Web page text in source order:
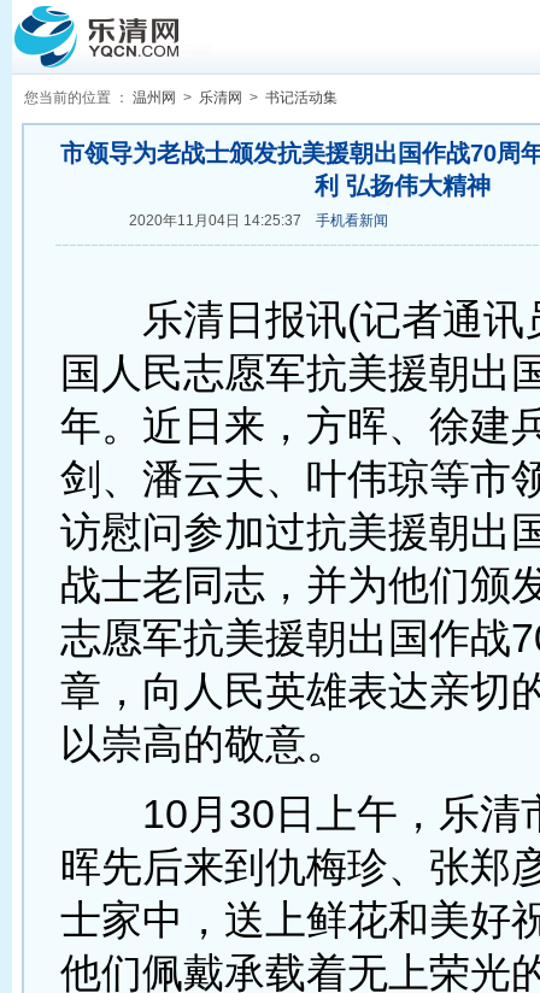
您当前的位置 ： 温州网 > 乐清网 > 书记活动集
市领导为老战士颁发抗美援朝出国作战70周
利 弘扬伟大精神
2020年11月04日 14:25:37 手机看新闻
乐清日报讯(记者通讯
国人民志愿军抗美援朝出
年。近日来，方晖、徐建
剑、潘云夫、叶伟琼等市
访慰问参加过抗美援朝出
战士老同志，并为他们颁
志愿军抗美援朝出国作战
章，向人民英雄表达亲切
以崇高的敬意。
10月30日上午，乐清
晖先后来到仇梅珍、张郑
士家中，送上鲜花和美好
他们佩戴承载着无上荣光